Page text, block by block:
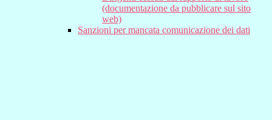
(documentazione da pubblicare sul sito
web)
Sanzioni per mancata comunicazione dei dati